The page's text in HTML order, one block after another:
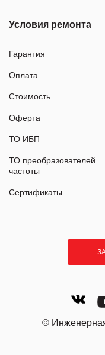
Условия ремонта
Гарантия
Оплата
Стоимость
Оферта
ТО ИБП
ТО преобразователей
частоты
Сертификаты
©